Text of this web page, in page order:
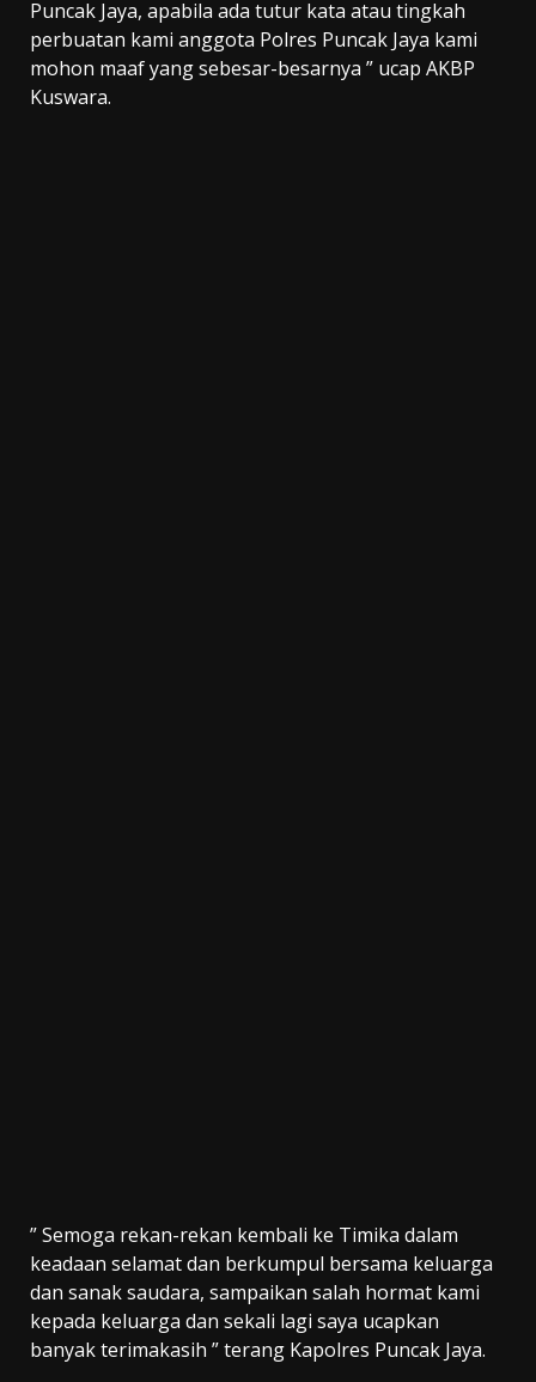
Puncak Jaya, apabila ada tutur kata atau tingkah
perbuatan kami anggota Polres Puncak Jaya kami
mohon maaf yang sebesar-besarnya ” ucap AKBP
Kuswara.
” Semoga rekan-rekan kembali ke Timika dalam
keadaan selamat dan berkumpul bersama keluarga
dan sanak saudara, sampaikan salah hormat kami
kepada keluarga dan sekali lagi saya ucapkan
banyak terimakasih ” terang Kapolres Puncak Jaya.